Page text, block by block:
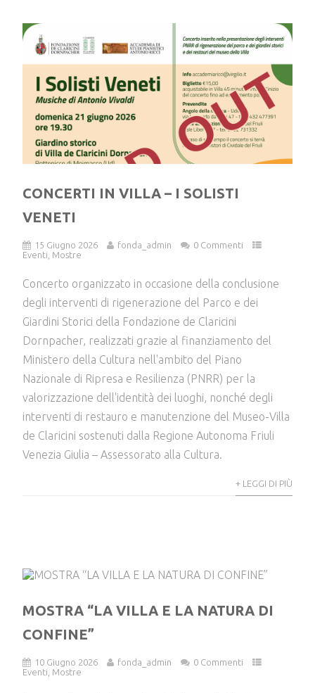
CONCERTI IN VILLA – I SOLISTI
VENETI
15 Giugno 2026 fonda_admin
0 Commenti
Eventi Mostre
Concerto organizzato in occasione della conclusione
degli interventi di rigenerazione del Parco e dei
Giardini Storici della Fondazione de Claricini
Dornpacher, realizzati grazie al finanziamento del
Ministero della Cultura nell'ambito del Piano
Nazionale di Ripresa e Resilienza (PNRR) per la
valorizzazione dell'identità dei luoghi, nonché degli
interventi di restauro e manutenzione del Museo-Villa
de Claricini sostenuti dalla Regione Autonoma Friuli
Venezia Giulia – Assessorato alla Cultura.
+ LEGGI DI PIÙ
MOSTRA “LA VILLA E LA NATURA DI
CONFINE”
10 Giugno 2026 fonda_admin
0 Commenti
Eventi Mostre